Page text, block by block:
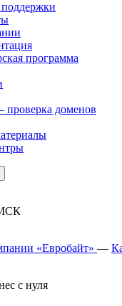
программа
доменов
«Евробайт» —
с нуля